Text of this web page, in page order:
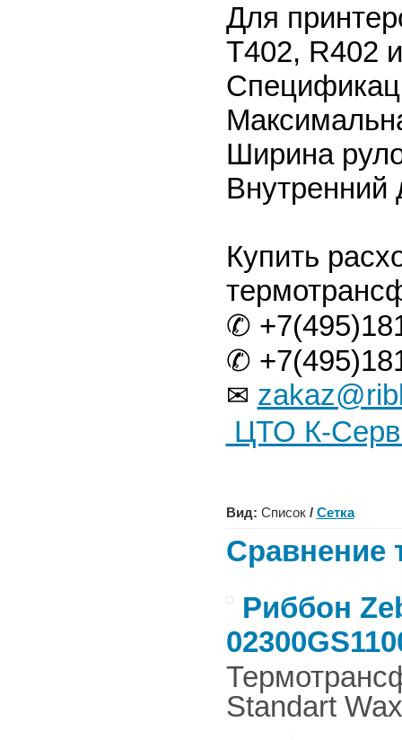
Для
T402, R402
Ширина
Внутренний
Купить
✆
✆
✉
ЦТО К-
Вид: Список / Сетка
Сравнение
Риббон
Standart